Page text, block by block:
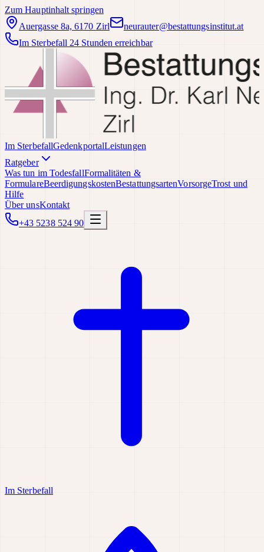
Zum Hauptinhalt springen
Auergasse 8a, 6170 Zirl
neurauter@bestattungsinstitut.at
Im Sterbefall 24 Stunden erreichbar
Im SterbefallGedenkportalLeistungen
Ratgeber
Was tun im TodesfallFormalitäten &
FormulareBeerdigungskostenBestattungsartenVorsorgeTrost und
Hilfe
Über unsKontakt
+43 5238 524 90
Im Sterbefall